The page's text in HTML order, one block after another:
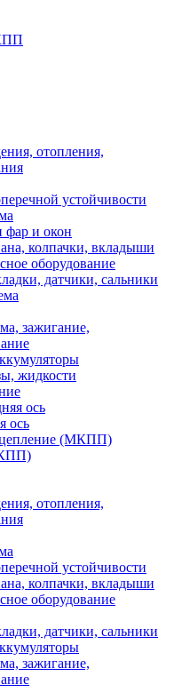
отопления,
устойчивости
фар и окон
колпачки, вкладыши
оборудование
датчики, сальники
зажигание,
жидкости
ось
ось
(МКПП)
отопления,
устойчивости
колпачки, вкладыши
оборудование
датчики, сальники
зажигание,